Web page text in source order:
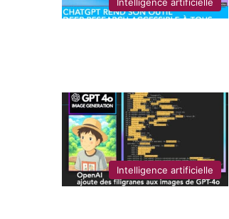
Intelligence artificielle